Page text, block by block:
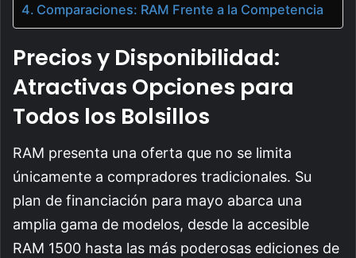
Comparaciones: RAM Frente a la Competencia
Precios y Disponibilidad:
Atractivas Opciones para
Todos los Bolsillos
RAM presenta una oferta que no se limita
únicamente a compradores tradicionales. Su
plan de financiación para mayo abarca una
amplia gama de modelos, desde la accesible
RAM 1500 hasta las más poderosas ediciones de